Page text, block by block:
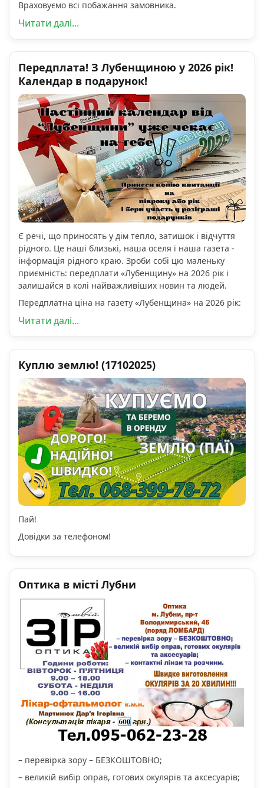
Враховуємо всі побажання замовника.
Читати далі...
Передплата! З Лубенщиною у 2026 рік!
Календар в подарунок!
Є речі, що приносять у дім тепло, затишок і відчуття
рідного. Це наші близькі, наша оселя і наша газета -
інформація рідного краю. Зроби собі цю маленьку
приємність: передплати «Лубенщину» на 2026 рік і
залишайся в колі найважливіших новин та людей.
Передплатна ціна на газету «Лубенщина» на 2026 рік:
Читати далі...
Куплю землю! (17102025)
Пай!
Довідки за телефоном!
Оптика в місті Лубни
– перевірка зору – БЕЗКОШТОВНО;
– великій вибір оправ, готових окулярів та аксесуарів;